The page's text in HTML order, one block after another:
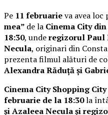
Pe 11 februarieva avea loc
mea” de la Cinema City
18:30, underegizorul Paul
Necula, originari din
prezenta filmul alături de
Alexandra Răduță și
Cinema City Shopping
februarie de la 18:30la
și Azaleea Necula și